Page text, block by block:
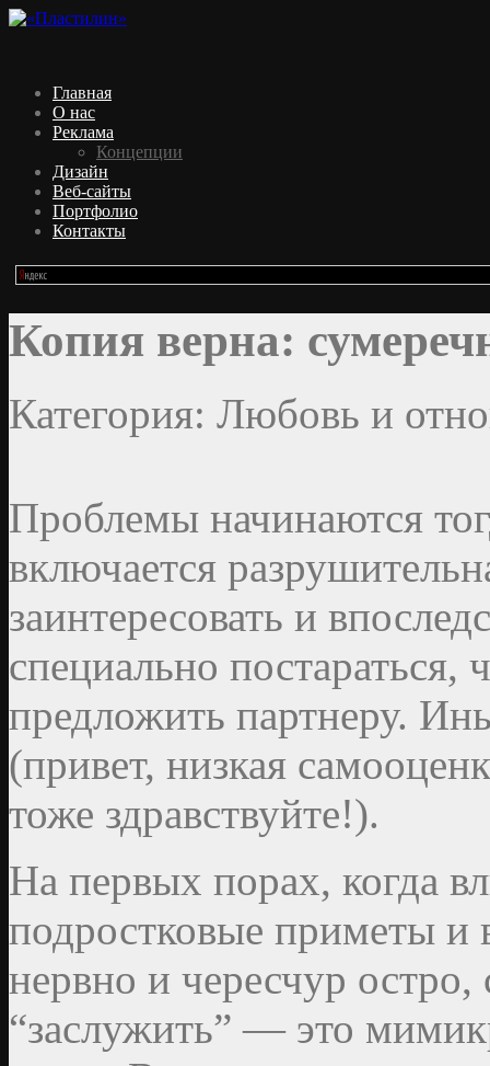
Главная
О нас
Реклама
Концепции
Дизайн
Веб-сайты
Портфолио
Контакты
Копия верна:
Категория: Любовь и
Проблемы начинаются
включается
заинтересовать и
специально постараться,
предложить партнеру.
(привет, низкая
тоже здравствуйте!).
На первых порах, когда
подростковые приметы
нервно и чересчур
“заслужить” — это